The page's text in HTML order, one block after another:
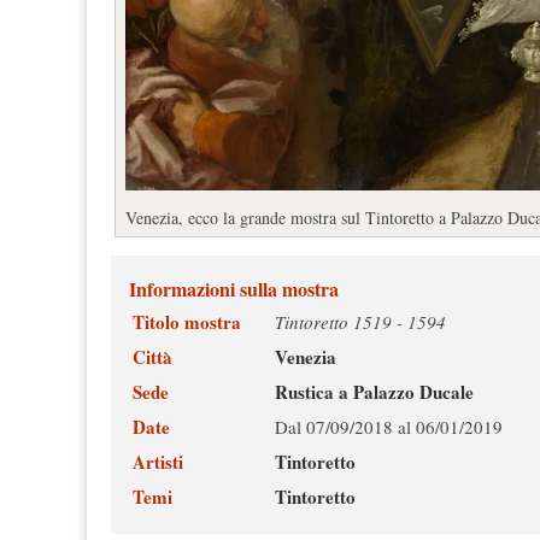
Venezia, ecco la grande mostra sul Tintoretto a Palazzo
Informazioni sulla mostra
Titolo mostra Tintoretto 1519 - 1594
Città
Venezia
Sede
Rustica a Palazzo Ducale
Date
Dal 07/09/2018 al 06/01/2019
Artisti
Tintoretto
Temi
Tintoretto